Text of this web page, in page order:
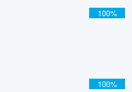
100%
100%